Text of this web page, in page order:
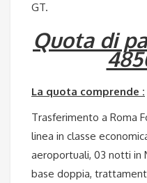
GT.
Quota di
La quota comprende :
Trasferimento a Roma
linea in classe
aeroportuali, 03 notti in
base doppia,